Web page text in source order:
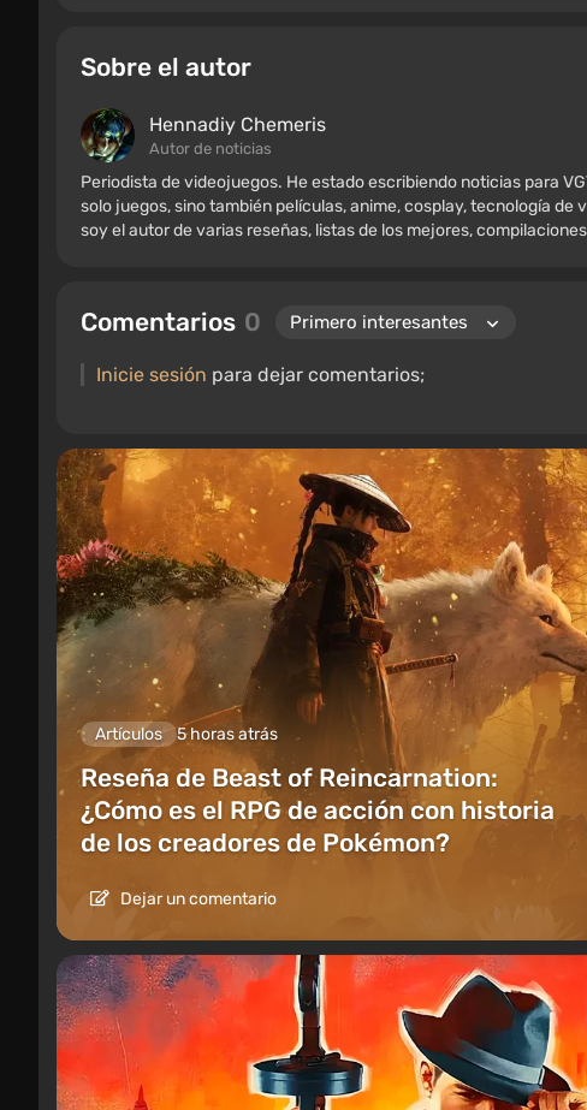
Sobre el autor
Hennadiy Chemеris
Autor de noticias
Periodista de videojuegos. He estado escribiendo noticias para
solo juegos, sino también películas, anime, cosplay, tecnología
soy el autor de varias reseñas, listas de los mejores,
Comentarios 0
Inicie sesión para dejar comentarios;
Artículos 5 horas atrás
Reseña de Beast of Reincarnation:
¿Cómo es el RPG de acción con historia
de los creadores de Pokémon?
Dejar un comentario